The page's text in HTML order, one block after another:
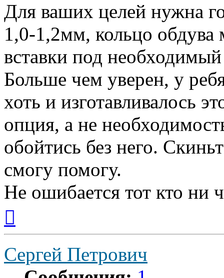
Для ваших целей нужна
1,0-1,2мм, кольцо
вставки под
Больше чем уверен, у
хоть и изготавливалось
опция, а не
обойтись без него.
смогу помогу.
Не ошибается тот кто ни
началу
Сергей Петрович